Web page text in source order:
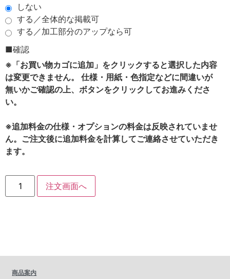
しない
する／全体的な掲載可
する／加工部分のアップなら可
■確認
※「お買い物カゴに追加」をクリックすると選択した内容
は変更できません。 仕様・用紙・色指定などに間違いが
無いかご確認の上、ボタンをクリックしてお進みくださ
い。
※追加料金の仕様・オプションの料金は反映されていませ
ん。ご注文後に追加料金を計算してご連絡させていただき
ます。
注文画面へ
商品案内